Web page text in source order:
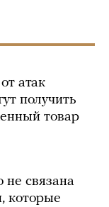
атак
получить
товар
не связана
которые